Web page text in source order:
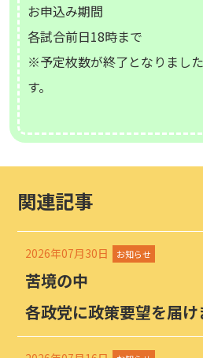
お申込み期間
各試合前日18時まで
※予定枚数が終了となりまし
す。
関連記事
2026年07月30日 お知らせ
苦境の中
各政党に政策要望を届け